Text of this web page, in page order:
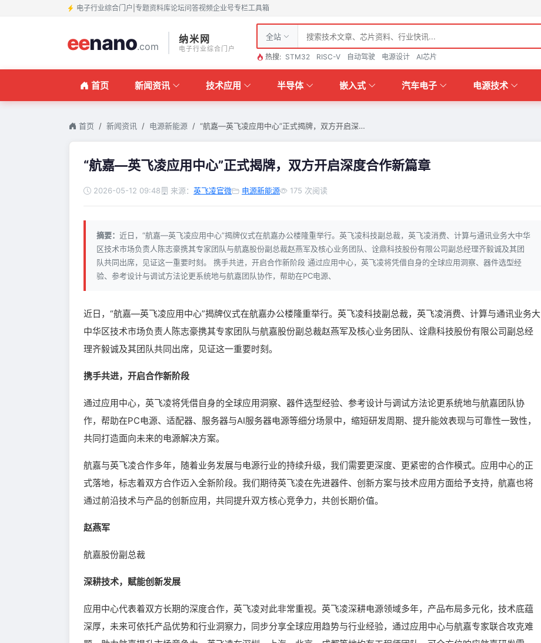
电子行业综合门户 专题资料库论坛问答视频企业号专栏工具箱
eenano.com
纳米网
电子行业综合门户
全站
热搜: STM32 RISC-V 自动驾驶 电源设计 AI芯片
首页 新闻资讯 技术应用 半导体 嵌入式 汽车电子 电源技术
首页 新闻资讯 电源新能源 “航嘉—英飞凌应用中心”正式揭牌，双方开启深…
“航嘉—英飞凌应用中心”正式揭牌，双方开启深度合作新篇章
2026-05-12 09:48 来源： 英飞凌官微 电源新能源 175 次阅读
摘要： 近日，“航嘉—英飞凌应用中心”揭牌仪式在航嘉办公楼隆重举行。英飞凌科技副总裁，英飞凌消费、计算与通讯业务大中华
区技术市场负责人陈志豪携其专家团队与航嘉股份副总裁赵燕军及核心业务团队、诠鼎科技股份有限公司副总经理齐毅诚及其团
队共同出席，见证这一重要时刻。 携手共进，开启合作新阶段 通过应用中心，英飞凌将凭借自身的全球应用洞察、器件选型经
验、参考设计与调试方法论更系统地与航嘉团队协作，帮助在PC电源、
近日，“航嘉—英飞凌应用中心”揭牌仪式在航嘉办公楼隆重举行。英飞凌科技副总裁，英飞凌消费、计算与通讯业务大
中华区技术市场负责人陈志豪携其专家团队与航嘉股份副总裁赵燕军及核心业务团队、诠鼎科技股份有限公司副总经
理齐毅诚及其团队共同出席，见证这一重要时刻。
携手共进，开启合作新阶段
通过应用中心，英飞凌将凭借自身的全球应用洞察、器件选型经验、参考设计与调试方法论更系统地与航嘉团队协
作，帮助在PC电源、适配器、服务器与AI服务器电源等细分场景中，缩短研发周期、提升能效表现与可靠性一致性，
共同打造面向未来的电源解决方案。
航嘉与英飞凌合作多年，随着业务发展与电源行业的持续升级，我们需要更深度、更紧密的合作模式。应用中心的正
式落地，标志着双方合作迈入全新阶段。我们期待英飞凌在先进器件、创新方案与技术应用方面给予支持，航嘉也将
通过前沿技术与产品的创新应用，共同提升双方核心竞争力，共创长期价值。
赵燕军
航嘉股份副总裁
深耕技术，赋能创新发展
应用中心代表着双方长期的深度合作，英飞凌对此非常重视。英飞凌深耕电源领域多年，产品布局多元化，技术底蕴
深厚，未来可依托产品优势和行业洞察力，同步分享全球应用趋势与行业经验，通过应用中心与航嘉专家联合攻克难